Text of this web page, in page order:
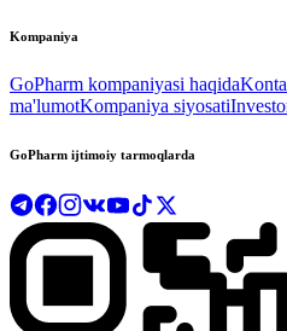
Kompaniya
GoPharm kompaniyasi haqida
ma'lumotKompaniya siyosati
GoPharm ijtimoiy tarmoqlarda